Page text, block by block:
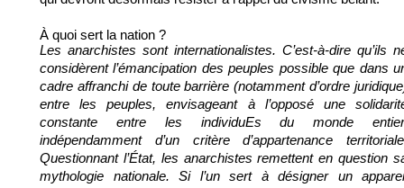
À quoi sert la nation ?
Les anarchistes sont internationalistes. C’est-à-dire qu’ils
considèrent l’émancipation des peuples possible que dans
cadre affranchi de toute barrière (notamment d’ordre
entre les peuples, envisageant à l’opposé une
constante entre les individuEs du monde
indépendamment d’un critère d’appartenance
Questionnant l’État, les anarchistes remettent en question
mythologie nationale. Si l’un sert à désigner un